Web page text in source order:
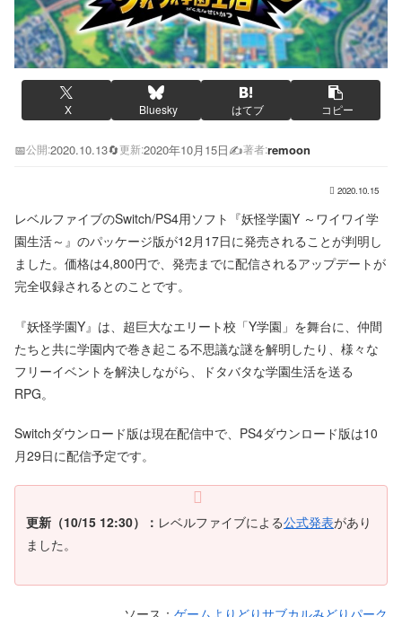
X Bluesky はてブ コピー
📅公開:2020.10.13🔄更新:2020年10月15日✍️著者:remoon
2020.10.15
レベルファイブのSwitch/PS4用ソフト『妖怪学園Y ～ワイワイ学
園生活～』のパッケージ版が12月17日に発売されることが判明し
ました。価格は4,800円で、発売までに配信されるアップデートが
完全収録されるとのことです。
『妖怪学園Y』は、超巨大なエリート校「Y学園」を舞台に、仲間
たちと共に学園内で巻き起こる不思議な謎を解明したり、様々な
フリーイベントを解決しながら、ドタバタな学園生活を送る
RPG。
Switchダウンロード版は現在配信中で、PS4ダウンロード版は10
月29日に配信予定です。
更新（10/15 12:30）： レベルファイブによる公式発表があり
ました。